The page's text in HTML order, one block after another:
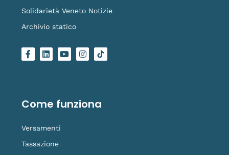
Solidarietà Veneto Notizie
Archivio statico
F
a
o
k
L
i
i
n
Y
o
e
I
n
r
a
L
o
i
k
Come funziona
Versamenti
Tassazione